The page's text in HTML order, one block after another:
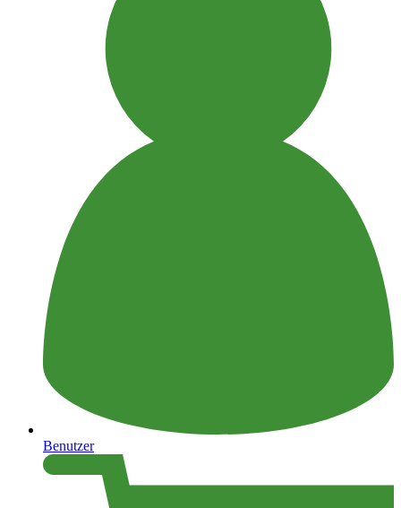
Benutzer